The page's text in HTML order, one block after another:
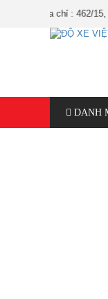
chỉ : 462/15, Đường 3
DANH